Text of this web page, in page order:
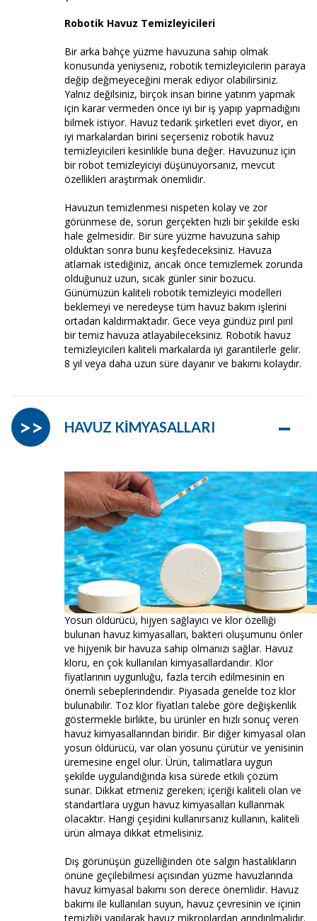
Robotik Havuz Temizleyicileri
Bir arka bahçe yüzme havuzuna sahip olmak
konusunda yeniyseniz, robotik temizleyicilerin paraya
değip değmeyeceğini merak ediyor olabilirsiniz.
Yalnız değilsiniz, birçok insan birine yatırım yapmak
için karar vermeden önce iyi bir iş yapıp yapmadığını
bilmek istiyor. Havuz tedarik şirketleri evet diyor, en
iyi markalardan birini seçerseniz robotik havuz
temizleyicileri kesinlikle buna değer. Havuzunuz için
bir robot temizleyiciyi düşünüyorsanız, mevcut
özellikleri araştırmak önemlidir.
Havuzun temizlenmesi nispeten kolay ve zor
görünmese de, sorun gerçekten hızlı bir şekilde eski
hale gelmesidir. Bir süre yüzme havuzuna sahip
olduktan sonra bunu keşfedeceksiniz. Havuza
atlamak istediğiniz, ancak önce temizlemek zorunda
olduğunuz uzun, sıcak günler sinir bozucu.
Günümüzün kaliteli robotik temizleyici modelleri
beklemeyi ve neredeyse tüm havuz bakım işlerini
ortadan kaldırmaktadır. Gece veya gündüz pırıl pırıl
bir temiz havuza atlayabileceksiniz. Robotik havuz
temizleyicileri kaliteli markalarda iyi garantilerle gelir.
8 yıl veya daha uzun süre dayanır ve bakımı kolaydır.
HAVUZ KİMYASALLARI –
>>
Yosun öldürücü, hijyen sağlayıcı ve klor özelliği
bulunan havuz kimyasalları, bakteri oluşumunu önler
ve hijyenik bir havuza sahip olmanızı sağlar. Havuz
kloru, en çok kullanılan kimyasallardandır. Klor
fiyatlarının uygunluğu, fazla tercih edilmesinin en
önemli sebeplerindendir. Piyasada genelde toz klor
bulunabilir. Toz klor fiyatları talebe göre değişkenlik
göstermekle birlikte, bu ürünler en hızlı sonuç veren
havuz kimyasallarından biridir. Bir diğer kimyasal olan
yosun öldürücü, var olan yosunu çürütür ve yenisinin
üremesine engel olur. Ürün, talimatlara uygun
şekilde uygulandığında kısa sürede etkili çözüm
sunar. Dikkat etmeniz gereken; içeriği kaliteli olan ve
standartlara uygun havuz kimyasalları kullanmak
olacaktır. Hangi çeşidini kullanırsanız kullanın, kaliteli
ürün almaya dikkat etmelisiniz.
Dış görünüşün güzelliğinden öte salgın hastalıkların
önüne geçilebilmesi açısından yüzme havuzlarında
havuz kimyasal bakımı son derece önemlidir. Havuz
bakımı ile kullanılan suyun, havuz çevresinin ve içinin
temizliği yapılarak havuz mikroplardan arındırılmalıdır.